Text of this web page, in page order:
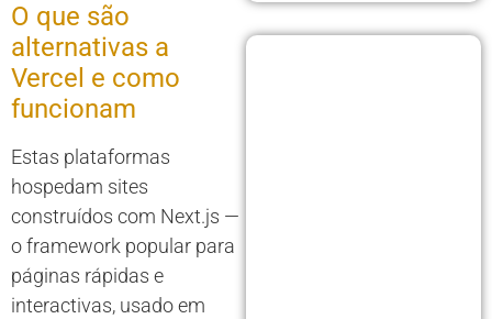
O que são
alternativas a
Vercel e como
funcionam
Estas plataformas
hospedam sites
construídos com Next.js —
o framework popular para
páginas rápidas e
interactivas, usado em